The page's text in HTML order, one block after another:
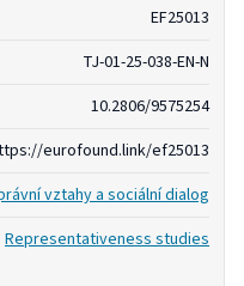
EF25013
TJ-01-25-038-EN-N
10.2806/9575254
eurofound.link/ef25013
vztahy a sociální dialog
Representativeness studies